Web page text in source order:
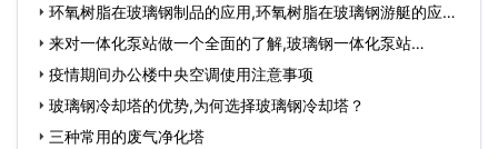
环氧树脂在玻璃钢制品的应用,环氧树脂在玻璃钢游艇的应用
领域…
来对一体化泵站做一个全面的了解,玻璃钢一体化泵站…
疫情期间办公楼中央空调使用注意事项
玻璃钢冷却塔的优势,为何选择玻璃钢冷却塔？
三种常用的废气净化塔